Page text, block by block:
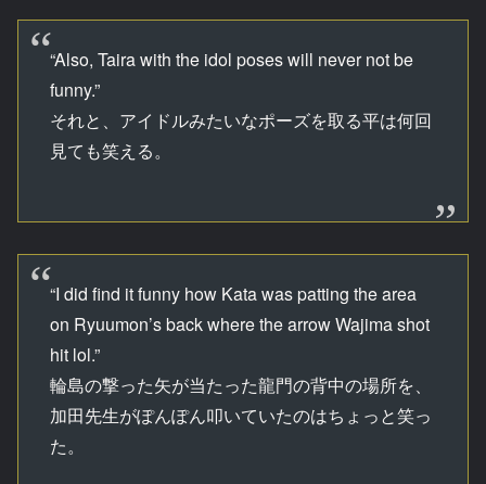
“Also, Taira with the idol poses will never not be
funny.”
それと、アイドルみたいなポーズを取る平は何回
見ても笑える。
“I did find it funny how Kata was patting the area
on Ryuumon’s back where the arrow Wajima shot
hit lol.”
輪島の撃った矢が当たった龍門の背中の場所を、
加田先生がぽんぽん叩いていたのはちょっと笑っ
た。